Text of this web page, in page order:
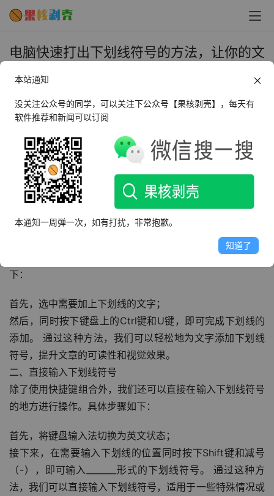
电脑快速打出下划线符号的方法，让你的文
2023年10月13日 下午10:36 • 教程
在日常生活和工作中，我们经常需要在文字中添加下划线符
号，以突出重点或表示特殊含义。那么，如何在电脑上快速
打出下划线符号呢？下面将为大家分享两种常用的方法，让
你的文字更加生动有趣。
一、使用快捷键组合
在许多文本编辑软件中，如Word、WPS等，我们可以利用
快捷键组合轻松实现给文字加上下划线的功能。具体操作如
下：
首先，选中需要加上下划线的文字；
然后，同时按下键盘上的Ctrl键和U键，即可完成下划线的
添加。 通过这种方法，我们可以轻松地为文字添加下划线
符号，提升文章的可读性和视觉效果。
二、直接输入下划线符号
除了使用快捷键组合外，我们还可以直接在输入下划线符号
的地方进行操作。具体步骤如下：
首先，将键盘输入法切换为英文状态；
接下来，在需要输入下划线的位置同时按下Shift键和减号
（-），即可输入_______形式的下划线符号。 通过这种方
法，我们可以直接输入下划线符号，适用于一些特殊情况或
本站通知
没关注公众号的同学，可以关注下公众号【果核剥壳】，每天有
软件推荐和新闻可以订阅
本通知一周弹一次，如有打扰，非常抱歉。
知道了